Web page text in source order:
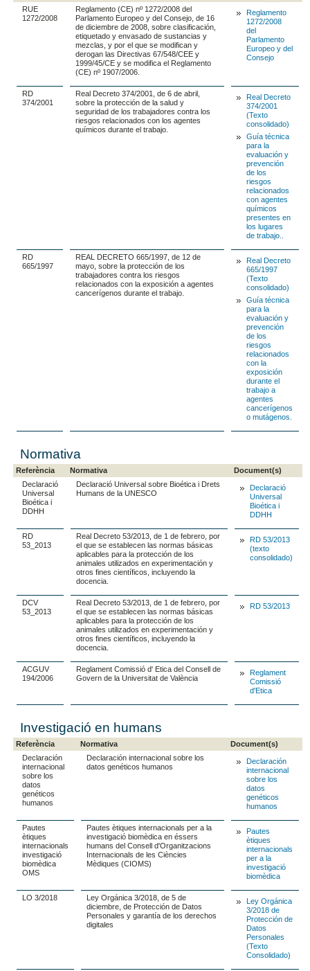
RUE
1272/2008
Reglamento (CE) nº 1272/2008 del
Parlamento Europeo y del Consejo, de 16
de diciembre de 2008, sobre clasificación,
etiquetado y envasado de sustancias y
mezclas, y por el que se modifican y
derogan las Directivas 67/548/CEE y
1999/45/CE y se modifica el Reglamento
(CE) nº 1907/2006.
Reglamento
1272/2008
del
Parlamento
Europeo y del
Consejo
RD
374/2001
Real Decreto 374/2001, de 6 de abril,
sobre la protección de la salud y
seguridad de los trabajadores contra los
riesgos relacionados con los agentes
químicos durante el trabajo.
Real Decreto
374/2001
(Texto
consolidado)
Guía técnica
para la
evaluación y
prevención
de los
riesgos
relacionados
con agentes
químicos
presentes en
los lugares
de trabajo..
RD
665/1997
REAL DECRETO 665/1997, de 12 de
mayo, sobre la protección de los
trabajadores contra los riesgos
relacionados con la exposición a agentes
cancerígenos durante el trabajo.
Real Decreto
665/1997
(Texto
consolidado)
Guía técnica
para la
evaluación y
prevención
de los
riesgos
relacionados
con la
exposición
durante el
trabajo a
agentes
cancerígenos
o mutágenos.
Normativa
Referència Normativa
Document(s)
Declaració
Universal
Bioética i
DDHH
Declaració Universal sobre Bioética i Drets
Humans de la UNESCO
Declaració
Universal
Bioética i
DDHH
RD
53_2013
Real Decreto 53/2013, de 1 de febrero, por
el que se establecen las normas básicas
aplicables para la protección de los
animales utilizados en experimentación y
otros fines científicos, incluyendo la
docencia.
RD 53/2013
(texto
consolidado)
DCV
53_2013
Real Decreto 53/2013, de 1 de febrero, por
el que se establecen las normas básicas
aplicables para la protección de los
animales utilizados en experimentación y
otros fines científicos, incluyendo la
docencia.
RD 53/2013
ACGUV
194/2006
Reglament Comissió d' Etica del Consell de
Govern de la Universitat de València
Reglament
Comissió
d'Etica
Investigació en humans
Referència Normativa
Document(s)
Declaración
internacional
sobre los
datos
genéticos
humanos
Declaración internacional sobre los
datos genéticos humanos
Declaración
internacional
sobre los
datos
genéticos
humanos
Pautes
ètiques
internacionals
investigació
biomèdica
OMS
Pautes ètiques internacionals per a la
investigació biomèdica en éssers
humans del Consell d'Organitzacions
Internacionals de les Ciències
Mèdiques (CIOMS)
Pautes
ètiques
internacionals
per a la
investigació
biomèdica
LO 3/2018
Ley Orgánica 3/2018, de 5 de
diciembre, de Protección de Datos
Personales y garantía de los derechos
digitales
Ley Orgánica
3/2018 de
Protección de
Datos
Personales
(Texto
Consolidado)